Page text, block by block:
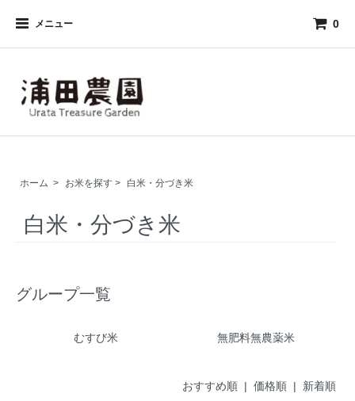
メニュー 0
ホーム > お米を探す > 白米・分づき米
白米・分づき米
グループ一覧
むすび米 無肥料無農薬米
おすすめ順 | 価格順| 新着順